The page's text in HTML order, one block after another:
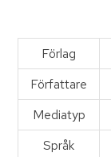
Förlag
Författare
Mediatyp
Språk